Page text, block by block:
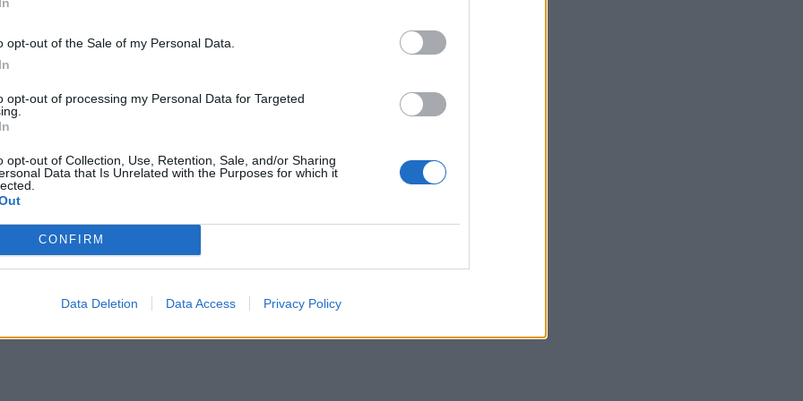
opt-out of the Sale of my Personal Data.
opt-out of processing my Personal Data for Targeted
opt-out of Collection, Use, Retention, Sale, and/or Sharing
Data that Is Unrelated with the Purposes for which it
CONFIRM
Data Deletion Data Access Privacy Policy
βρήκαν γιατί αυξάνουν
του στον οργανισμό, σύμφωνα με